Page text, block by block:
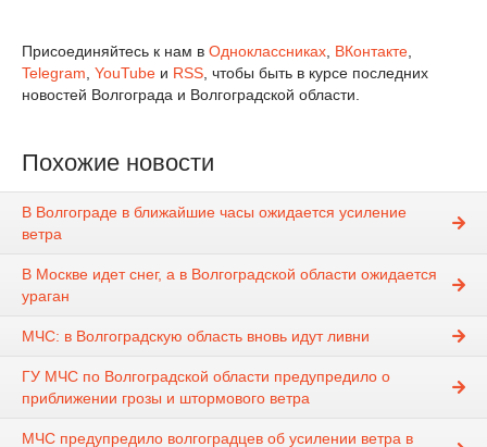
Присоединяйтесь к нам в Одноклассниках ВКонтакте
Telegram YouTube и RSS , чтобы быть в курсе последних
новостей Волгограда и Волгоградской области.
Похожие новости
В Волгограде в ближайшие часы ожидается усиление
ветра
В Москве идет снег, а в Волгоградской области ожидается
ураган
МЧС: в Волгоградскую область вновь идут ливни
ГУ МЧС по Волгоградской области предупредило о
приближении грозы и штормового ветра
МЧС предупредило волгоградцев об усилении ветра в